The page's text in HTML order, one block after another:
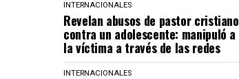
INTERNACIONALES
Revelan abusos de pastor cristiano
contra un adolescente: manipuló a
la víctima a través de las redes
INTERNACIONALES